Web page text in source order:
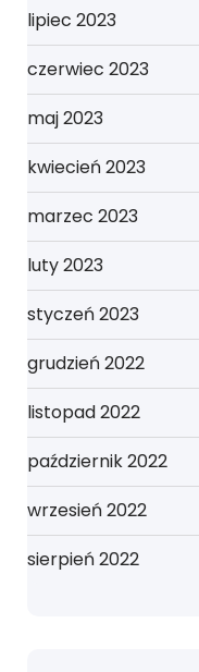
lipiec 2023
czerwiec 2023
maj 2023
kwiecień 2023
marzec 2023
luty 2023
styczeń 2023
grudzień 2022
listopad 2022
październik 2022
wrzesień 2022
sierpień 2022